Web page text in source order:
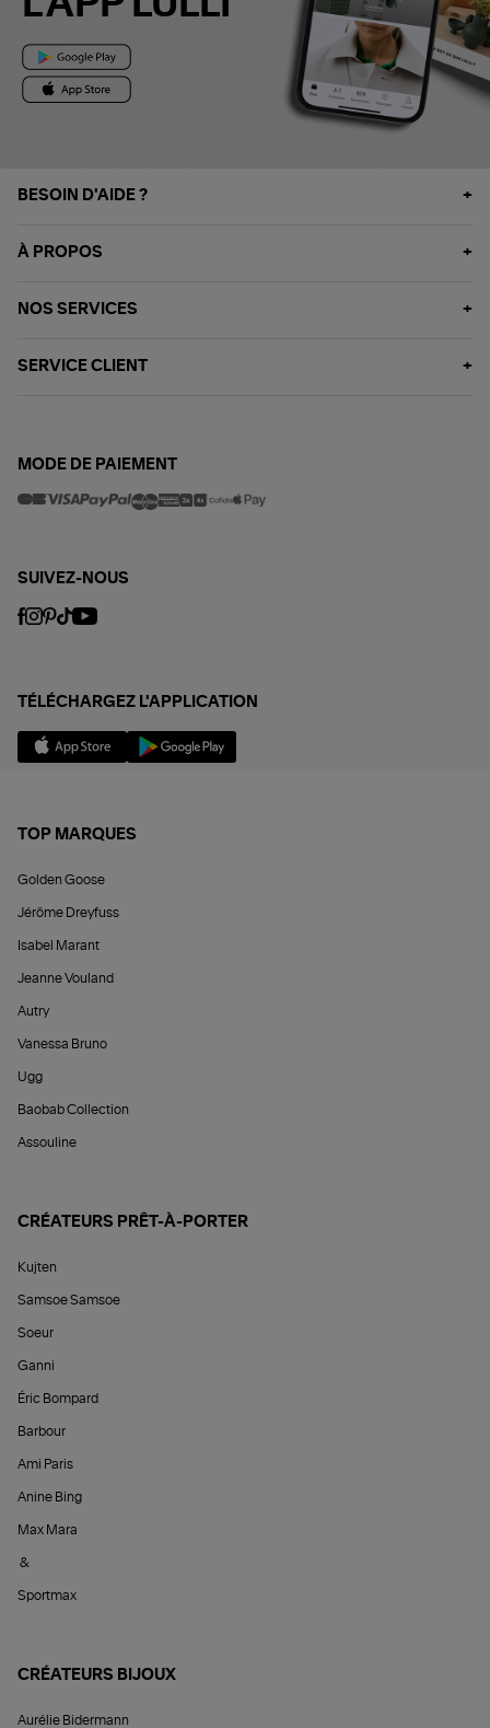
BESOIN D'AIDE ?
À PROPOS
NOS SERVICES
SERVICE CLIENT
MODE DE PAIEMENT
SUIVEZ-NOUS
TÉLÉCHARGEZ L'APPLICATION
TOP MARQUES
Golden Goose
Jérôme Dreyfuss
Isabel Marant
Jeanne Vouland
Autry
Vanessa Bruno
Ugg
Baobab Collection
Assouline
CRÉATEURS PRÊT-À-PORTER
Kujten
Samsoe Samsoe
Soeur
Ganni
Éric Bompard
Barbour
Ami Paris
Anine Bing
Max Mara
&
Sportmax
CRÉATEURS BIJOUX
Aurélie Bidermann